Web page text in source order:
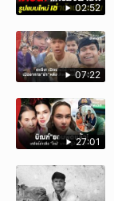
02:52
07:22
27:01